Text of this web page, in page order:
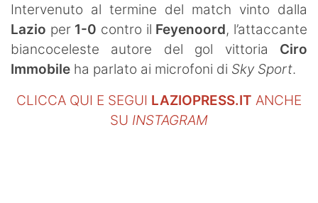
SHOP LAZIO
Contatti
Intervenuto al termine del match vinto dalla
Lazio per 1-0 contro il Feyenoord, l’attaccante
biancoceleste autore del gol vittoria Ciro
Immobile ha parlato ai microfoni di Sky Sport.
CLICCA QUI E SEGUI LAZIOPRESS.IT ANCHE
SU INSTAGRAM